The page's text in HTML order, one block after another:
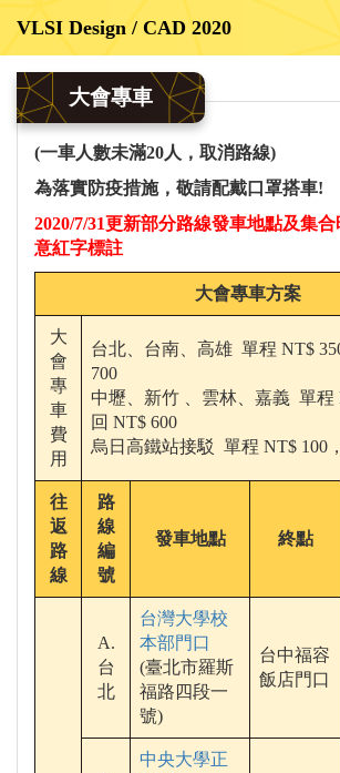
大會專車
(一車人數未滿20人，取消路線)
為落實防疫措施，敬請配戴口罩搭車!
2020/7/31更新部分路線發車地點及集合
意紅字標註
大會專車方案
大
會
專
車
費
用
台北、台南、高雄 單程 NT$
700
中壢、新竹 、雲林、嘉義 單程
回 NT$ 600
烏日高鐵站接駁 單程 NT$ 100
往
返
路
線
路
線
編
號
發車地點 終點
A.
台
北
台灣大學校
本部門口
(臺北市羅斯
福路四段一
號)
台中福容
飯店門口
中央大學正